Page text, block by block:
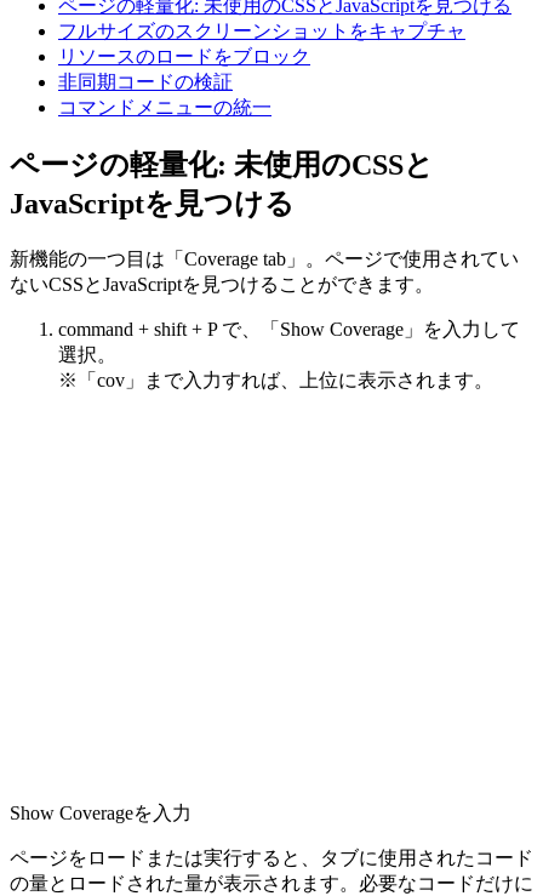
ページの軽量化: 未使用のCSSとJavaScriptを見つける
フルサイズのスクリーンショットをキャプチャ
リソースのロードをブロック
非同期コードの検証
コマンドメニューの統一
ページの軽量化: 未使用のCSSと
JavaScriptを見つける
新機能の一つ目は「Coverage tab」。ページで使用されてい
ないCSSとJavaScriptを見つけることができます。
command + shift + P で、「Show Coverage」を入力して
選択。
※「cov」まで入力すれば、上位に表示されます。
Show Coverageを入力
ページをロードまたは実行すると、タブに使用されたコード
の量とロードされた量が表示されます。必要なコードだけに